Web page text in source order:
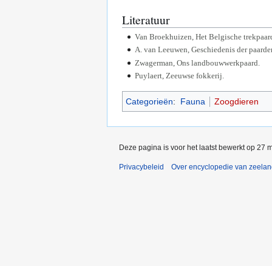
Literatuur
Van Broekhuizen, Het Belgische
A. van Leeuwen, Geschiedenis der
Zwagerman, Ons landbouwwerkpaard.
Puylaert, Zeeuwse fokkerij.
Categorieën: Fauna Zoogdieren
Deze pagina is voor het laatst bewerkt op 27
Privacybeleid Over encyclopedie van